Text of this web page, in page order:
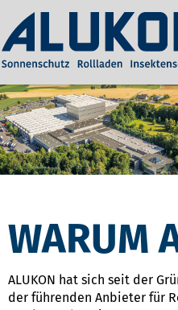
WARUM
ALUKON hat sich seit der
der führenden Anbieter für